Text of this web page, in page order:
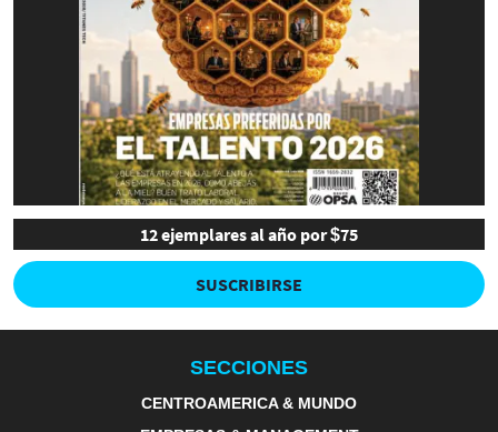
12 ejemplares al año por $75
SUSCRIBIRSE
SECCIONES
CENTROAMERICA & MUNDO